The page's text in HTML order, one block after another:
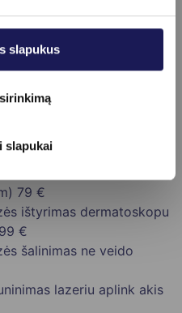
slapukus
slapukai
79 €
€
€
€
€
79 €
ištyrimas dermatoskopu
99 €
šalinimas ne veido
lazeriu aplink akis